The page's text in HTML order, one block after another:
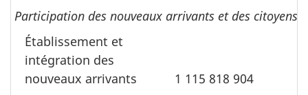
Participation des nouveaux arrivants et des citoyens
Établissement et
intégration des
nouveaux arrivants
1 115 818 904